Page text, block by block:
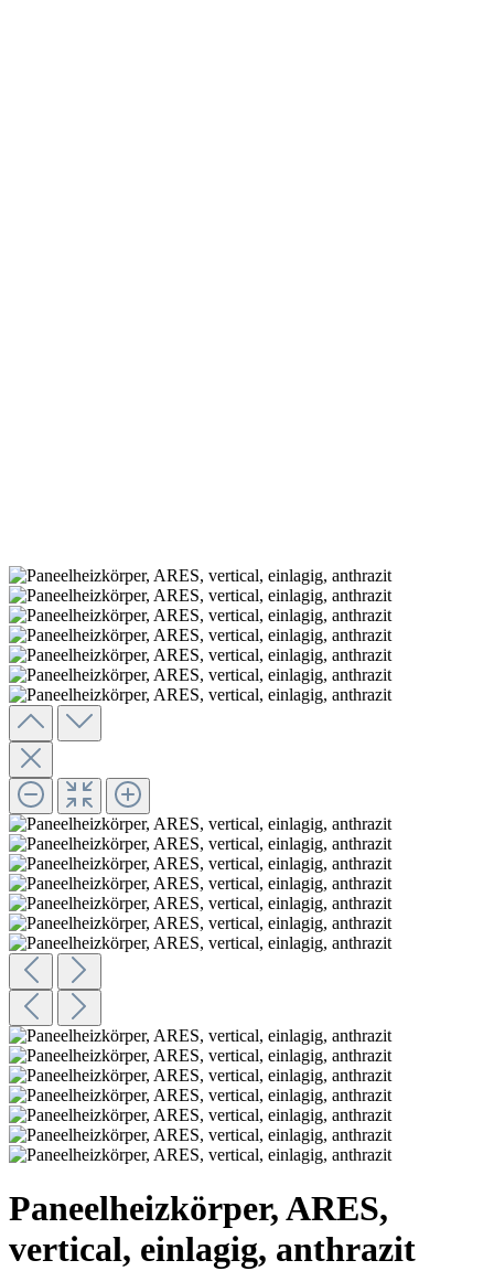
Paneelheizkörper, ARES,
vertical, einlagig, anthrazit